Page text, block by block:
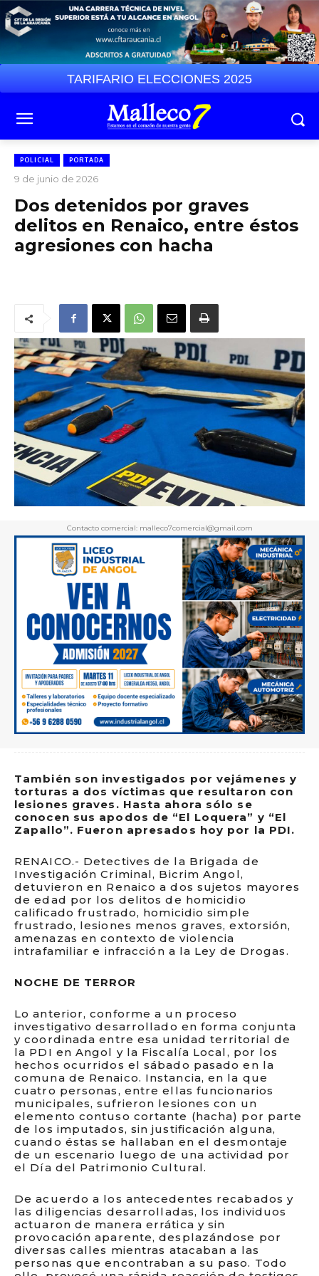
TARIFARIO ELECCIONES 2025
POLICIAL PORTADA
9 de junio de 2026
Dos detenidos por graves
delitos en Renaico, entre éstos
agresiones con hacha
Contacto comercial: malleco7comercial@gmail.com
También son investigados por vejámenes y
torturas a dos víctimas que resultaron con
lesiones graves. Hasta ahora sólo se
conocen sus apodos de “El Loquera” y “El
Zapallo”. Fueron apresados hoy por la PDI.
RENAICO.- Detectives de la Brigada de
Investigación Criminal, Bicrim Angol,
detuvieron en Renaico a dos sujetos mayores
de edad por los delitos de homicidio
calificado frustrado, homicidio simple
frustrado, lesiones menos graves, extorsión,
amenazas en contexto de violencia
intrafamiliar e infracción a la Ley de Drogas.
NOCHE DE TERROR
Lo anterior, conforme a un proceso
investigativo desarrollado en forma conjunta
y coordinada entre esa unidad territorial de
la PDI en Angol y la Fiscalía Local, por los
hechos ocurridos el sábado pasado en la
comuna de Renaico. Instancia, en la que
cuatro personas, entre ellas funcionarios
municipales, sufrieron lesiones con un
elemento contuso cortante (hacha) por parte
de los imputados, sin justificación alguna,
cuando éstas se hallaban en el desmontaje
de un escenario luego de una actividad por
el Día del Patrimonio Cultural.
De acuerdo a los antecedentes recabados y
las diligencias desarrolladas, los individuos
actuaron de manera errática y sin
provocación aparente, desplazándose por
diversas calles mientras atacaban a las
personas que encontraban a su paso. Todo